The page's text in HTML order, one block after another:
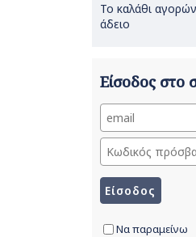
Το καλάθι αγορών
άδειο
Είσοδος στο
Να παραμείνω